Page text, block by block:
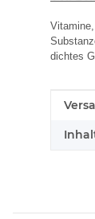
dichtes
Wert